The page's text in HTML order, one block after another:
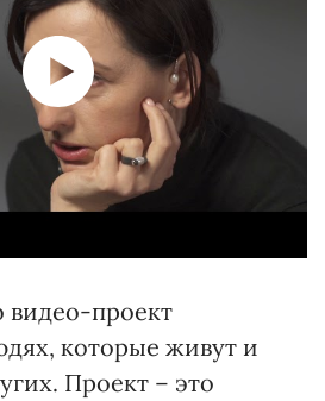
видео-проект
которые живут и
Проект – это